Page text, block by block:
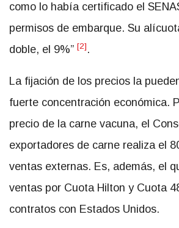
como lo había certificado el
permisos de embarque. Su
doble, el 9%” [2] .
La fijación de los precios la
fuerte concentración económica.
precio de la carne vacuna, el
exportadores de carne realiza el
ventas externas. Es, además, el
ventas por Cuota Hilton y Cuota
contratos con Estados Unidos.